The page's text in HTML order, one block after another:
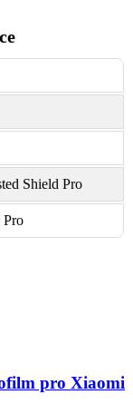
Shield Pro
Pro
pro Xiaomi